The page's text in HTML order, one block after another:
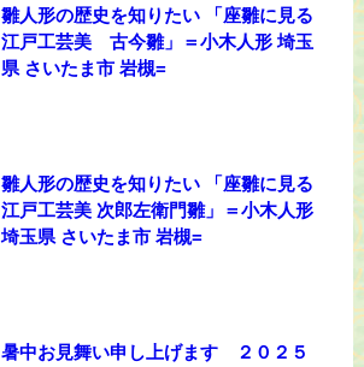
雛人形の歴史を知りたい 「座雛に見る
江戸工芸美 古今雛」＝小木人形 埼玉
県 さいたま市 岩槻=
雛人形の歴史を知りたい 「座雛に見る
江戸工芸美 次郎左衛門雛」＝小木人形
埼玉県 さいたま市 岩槻=
暑中お見舞い申し上げます ２０２５